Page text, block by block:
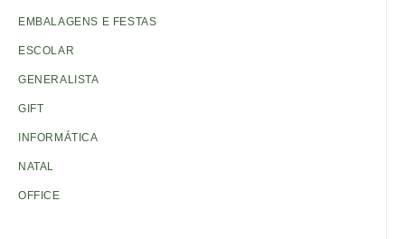
EMBALAGENS E FESTAS
ESCOLAR
GENERALISTA
GIFT
INFORMÁTICA
NATAL
OFFICE